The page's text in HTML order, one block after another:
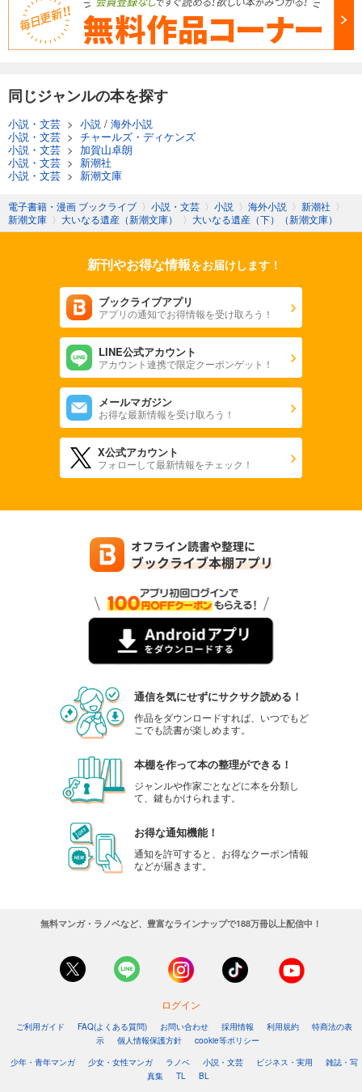
同じジャンルの本を探す
小説・文芸 > 小説 / 海外小説
小説・文芸 > チャールズ・ディケンズ
小説・文芸 > 加賀山卓朗
小説・文芸 > 新潮社
小説・文芸 > 新潮文庫
電子書籍・漫画 ブックライブ 〉 小説・文芸 〉 小説 〉 海外小説 〉 新潮社 〉
新潮文庫 〉 大いなる遺産（新潮文庫） 〉 大いなる遺産（下）（新潮文庫）
新刊やお得な情報をお届けします！
ブックライブアプリ
アプリの通知でお得情報を受け取ろう！
LINE公式アカウント
アカウント連携で限定クーポンゲット！
メールマガジン
お得な最新情報を受け取ろう！
X公式アカウント
フォローして最新情報をチェック！
通信を気にせずにサクサク読める！
作品をダウンロードすれば、いつでもど
こでも読書が楽しめます。
本棚を作って本の整理ができる！
ジャンルや作家ごとなどに本を分類し
て、鍵もかけられます。
お得な通知機能！
通知を許可すると、お得なクーポン情報
などが届きます。
無料マンガ・ラノベなど、豊富なラインナップで188万冊以上配信中！
ログイン
ご利用ガイド FAQ(よくある質問) お問い合わせ 採用情報 利用規約
特商法の表
示
個人情報保護方針
cookie等ポリシー
少年・青年マンガ
少女・女性マンガ ラノベ 小説・文芸 ビジネス・実用
雑誌・写
真集
TL BL